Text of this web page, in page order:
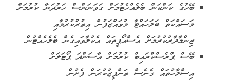
ބޭހުގެ ކަންކަން ބެލެއްހެޓުމަށް ގަވަނަންސް ހަރުދަނާ ކުރުމަށް
މަސައްކަތް ބަލަހައްޓާ މުވައްޒަފުން އިތުރުކުރުމާއި
ޒިންމާދާރުކުރުމަށް އެސްއޯޕީތައް އެކުލާވައިގެން ބެލެހެއްޓުން
ބޭސް ޕްރެސްކްރައިބް ކުރުމަށް އާސަންދަ ޕޯޓަލަށް
އިސްލާހުތައް ގެނެސް ތަންފީޒުކުރަން ފެށުން